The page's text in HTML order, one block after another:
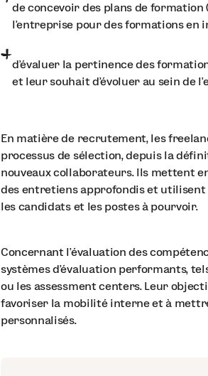
de concevoir des plans de
l’entreprise pour des formations en
d’évaluer la pertinence des
et leur souhait d’évoluer au sein de
En matière de recrutement, les
processus de sélection, depuis la
nouveaux collaborateurs. Ils mettent
des entretiens approfondis et
les candidats et les postes à pourvoir.
Concernant l'évaluation des
systèmes d'évaluation performants,
ou les assessment centers. Leur
favoriser la mobilité interne et à
personnalisés.